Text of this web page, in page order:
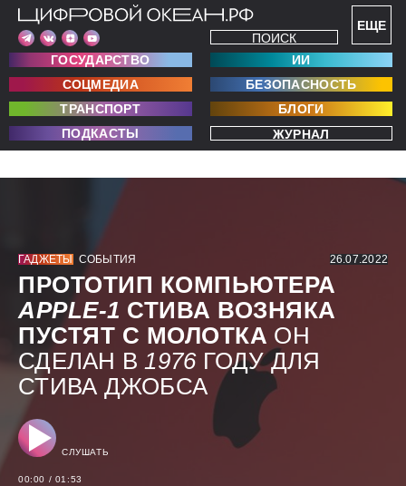
ЕЩЕ
ПОИСК
ГОСУДАРСТВО
ИИ
СОЦМЕДИА
БЕЗОПАСНОСТЬ
ТРАНСПОРТ
БЛОГИ
ПОДКАСТЫ
ЖУРНАЛ
ГАДЖЕТЫ СОБЫТИЯ 26.07.2022
ПРОТОТИП КОМПЬЮТЕРА
APPLE-1 СТИВА ВОЗНЯКА
ПУСТЯТ С МОЛОТКА ОН
СДЕЛАН В 1976 ГОДУ ДЛЯ
СТИВА ДЖОБСА
СЛУШАТЬ
00:00 / 01:53